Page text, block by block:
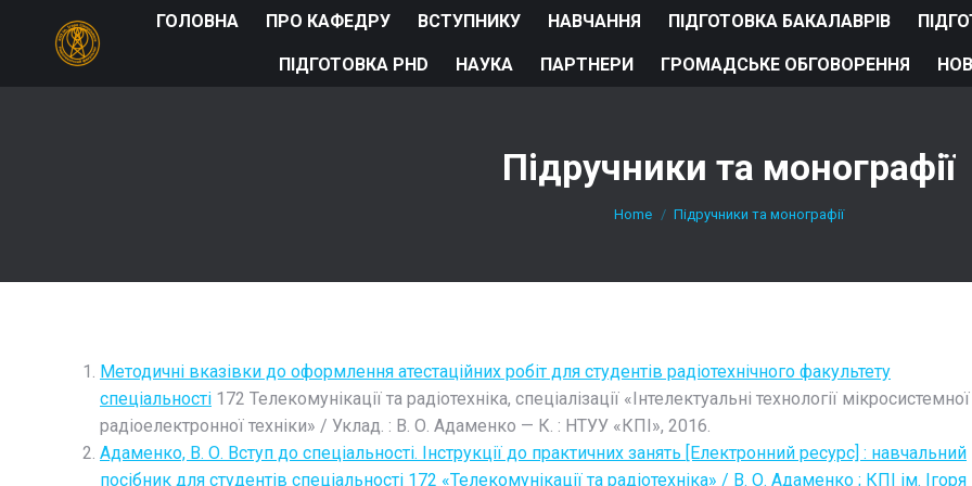
ГОЛОВНА ПРО КАФЕДРУ ВСТУПНИКУ НАВЧАННЯ ПІДГОТОВКА БАКАЛАВРІВ
ПІДГОТОВКА PHD НАУКА ПАРТНЕРИ ГРОМАДСЬКЕ ОБГОВОРЕННЯ
Підручники та монографії
Home Підручники та монографії
Методичні вказівки до оформлення атестаційних робіт для студентів радіотехнічного факультету
спеціальності 172 Телекомунікації та радіотехніка, спеціалізації «Інтелектуальні технології мікросистемної
радіоелектронної техніки» / Уклад. : В. О. Адаменко — К. : НТУУ «КПІ», 2016.
Адаменко, В. О. Вступ до спеціальності. Інструкції до практичних занять [Електронний ресурс] : навчальний
посібник для студентів спеціальності 172 «Телекомунікації та радіотехніка» / В. О. Адаменко ; КПІ ім. Ігоря